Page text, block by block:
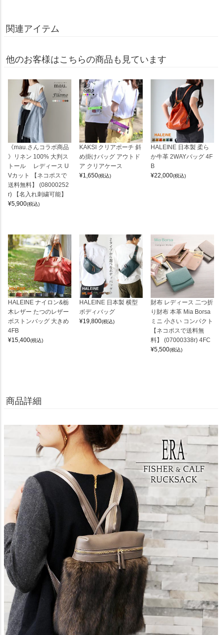
関連アイテム
他のお客様はこちらの商品も見ています
《mau.さんコラボ商品
》リネン 100% 大判ス
トール レディース U
Vカット 【ネコポスで
送料無料】 (08000252
r) 【名入れ刺繍可能】
¥5,900(税込)
KAKSI クリアポーチ 斜
め掛けバッグ アウトド
ア クリアケース
¥1,650(税込)
HALEINE 日本製 柔ら
か牛革 2WAYバッグ 4F
B
¥22,000(税込)
HALEINE ナイロン&栃
木レザー たつのレザー
ボストンバッグ 大きめ
4FB
¥15,400(税込)
HALEINE 日本製 横型
ボディバッグ
¥19,800(税込)
財布 レディース 二つ折
り財布 本革 Mia Borsa
ミニ 小さい コンパクト
【ネコポスで送料無
料】 (07000338r) 4FC
¥5,500(税込)
商品詳細